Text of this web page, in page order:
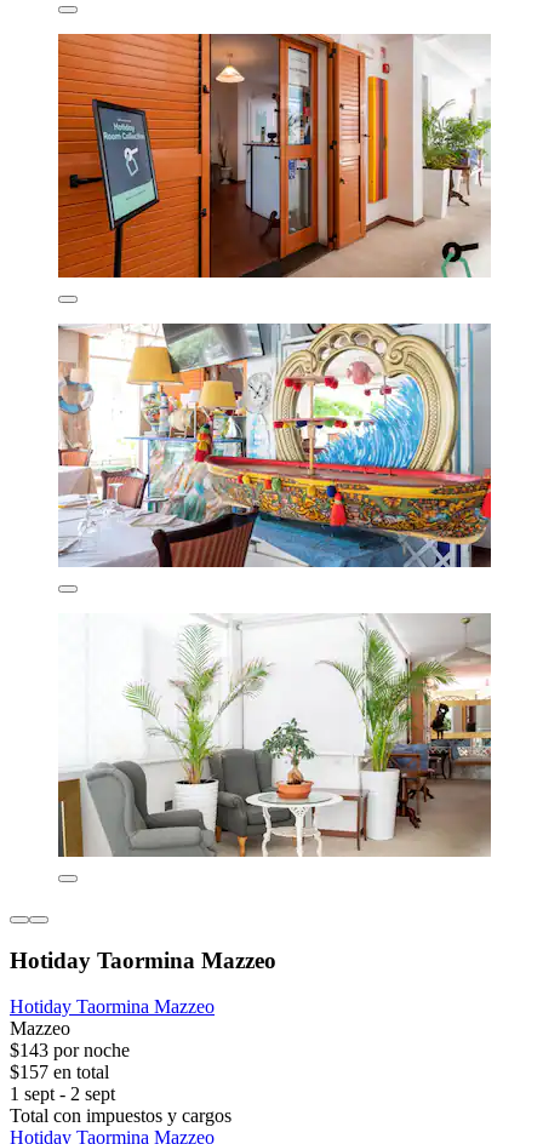
Hotiday Taormina Mazzeo
Hotiday Taormina Mazzeo
Mazzeo
$143 por noche
$157 en total
1 sept - 2 sept
Total con impuestos y cargos
Hotiday Taormina Mazzeo